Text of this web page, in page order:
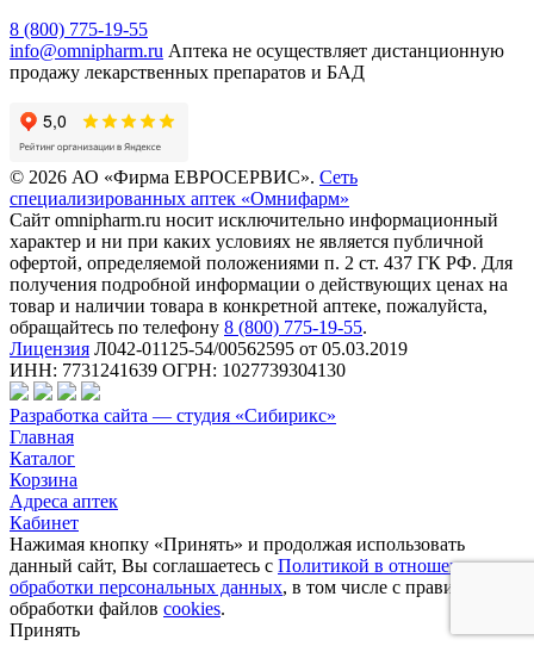
8 (800) 775-19-55
info@omnipharm.ru Аптека не осуществляет дистанционную
продажу лекарственных препаратов и БАД
© 2026 АО «Фирма ЕВРОСЕРВИС». Сеть
специализированных аптек «Омнифарм»
Сайт omnipharm.ru носит исключительно информационный
характер и ни при каких условиях не является публичной
офертой, определяемой положениями п. 2 ст. 437 ГК РФ. Для
получения подробной информации о действующих ценах на
товар и наличии товара в конкретной аптеке, пожалуйста,
обращайтесь по телефону 8 (800) 775-19-55.
Лицензия Л042-01125-54/00562595 от 05.03.2019
ИНН: 7731241639 ОГРН: 1027739304130
Разработка сайта — студия «Сибирикс»
Главная
Каталог
Корзина
Адреса аптек
Кабинет
Нажимая кнопку «Принять» и продолжая использовать
данный сайт, Вы соглашаетесь с Политикой в отношении
обработки персональных данных, в том числе с правилами
обработки файлов cookies.
Принять